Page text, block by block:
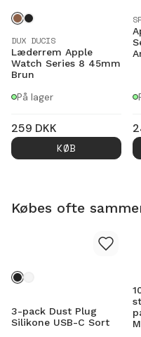
DUX DUCIS
Læderrem Apple
Watch Series 8 45mm
Brun
På lager
259 DKK
KØB
Købes ofte
3-pack Dust Plug
Silikone USB-C Sort